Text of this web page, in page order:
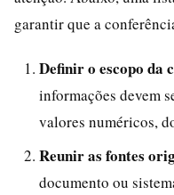
garantir que a
Definir o escopo da
informações devem
valores numéricos,
Reunir as fontes
documento ou